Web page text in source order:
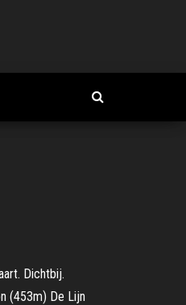
Dichtbij.
(453m) De Lijn